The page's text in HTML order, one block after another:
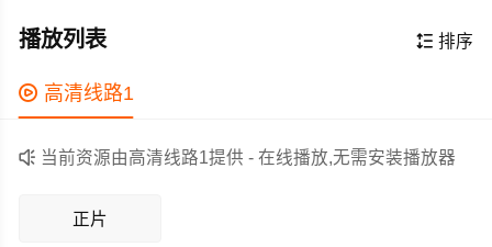
享难得一日。三人游走在初次相见的巨型都市拉各斯，少
关。此刻整座城市正笼罩在1993年总统大选结果的巨大阴
云之下，而父子三人的归家之路，竟也成了选票漩涡中飘
摇的未知数。
作为一部 上映的剧情电影，在当期同类题材影片中具有一
定的看点，在演员表现和剧情架构上也都有不错的亮点，
剧情紧凑，角色塑造鲜明，适合喜欢剧情类电影的观众观
 排序
播放列表
 高清线路1
 当前资源由高清线路1提供 - 在线播放,无需安装播放器
正片